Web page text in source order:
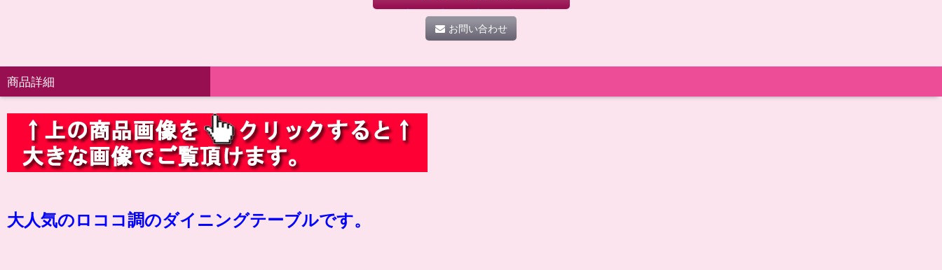
お問い合わせ
商品詳細
大人気のロココ調のダイニングテーブルです。